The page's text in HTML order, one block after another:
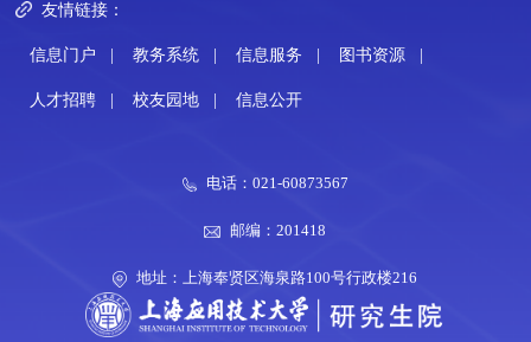
友情链接：
信息门户 | 教务系统 | 信息服务 | 图书资源 |
人才招聘 | 校友园地 | 信息公开
电话：021-60873567
邮编：201418
地址：上海奉贤区海泉路100号行政楼216